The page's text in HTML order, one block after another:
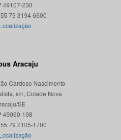
49107-230
Localização
Aracaju
Cardoso Nascimento
s/n, Cidade Nova
SE
49060-108
Localização